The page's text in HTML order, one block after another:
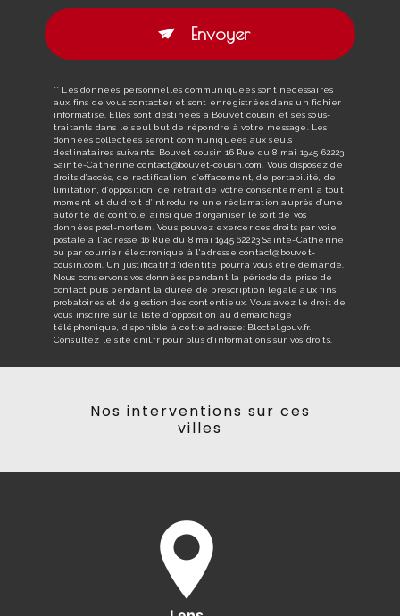
Envoyer
** Les données personnelles communiquées sont nécessaires
aux fins de vous contacter et sont enregistrées dans un fichier
informatisé. Elles sont destinées à Bouvet cousin et ses sous-
traitants dans le seul but de répondre à votre message. Les
données collectées seront communiquées aux seuls
destinataires suivants: Bouvet cousin 16 Rue du 8 mai 1945 62223
Sainte-Catherine contact@bouvet-cousin.com. Vous disposez de
droits d’accès, de rectification, d’effacement, de portabilité, de
limitation, d’opposition, de retrait de votre consentement à tout
moment et du droit d’introduire une réclamation auprès d’une
autorité de contrôle, ainsi que d’organiser le sort de vos
données post-mortem. Vous pouvez exercer ces droits par voie
postale à l'adresse 16 Rue du 8 mai 1945 62223 Sainte-Catherine
ou par courrier électronique à l'adresse contact@bouvet-
cousin.com. Un justificatif d'identité pourra vous être demandé.
Nous conservons vos données pendant la période de prise de
contact puis pendant la durée de prescription légale aux fins
probatoires et de gestion des contentieux. Vous avez le droit de
vous inscrire sur la liste d'opposition au démarchage
téléphonique, disponible à cette adresse: Bloctel.gouv.fr.
Consultez le site cnil.fr pour plus d’informations sur vos droits.
Nos interventions sur ces
villes